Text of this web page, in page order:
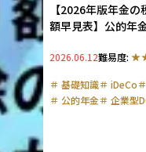
【2026年版年金
額早見表】公的年
く解説
2026.06.12難易度:
＃ 基礎知識＃ iDeCo＃
＃ 公的年金＃ 企業型